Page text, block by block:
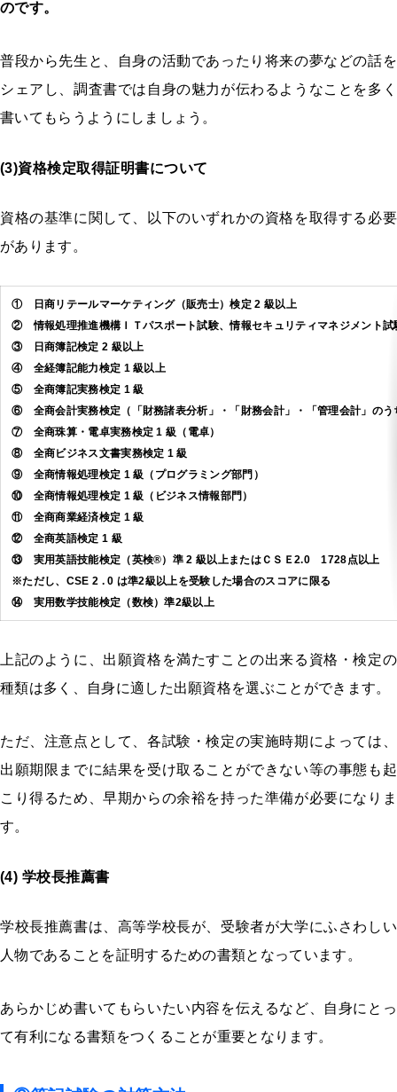
のです。
普段から先生と、自身の活動であったり将来の夢などの話を
シェアし、調査書では自身の魅力が伝わるようなことを多く
書いてもらうようにしましょう。
(3)資格検定取得証明書について
資格の基準に関して、以下のいずれかの資格を取得する必要
があります。
① 日商リテールマーケティング（販売士）検定 2 級以上
② 情報処理推進機構ＩＴパスポート試験、情報セキュリティマネジメント
③ 日商簿記検定 2 級以上
④ 全経簿記能力検定 1 級以上
⑤ 全商簿記実務検定 1 級
⑥ 全商会計実務検定（「財務諸表分析」・「財務会計」・「管理会計」の
⑦ 全商珠算・電卓実務検定 1 級（電卓）
⑧ 全商ビジネス文書実務検定 1 級
⑨ 全商情報処理検定 1 級（プログラミング部門）
⑩ 全商情報処理検定 1 級（ビジネス情報部門）
⑪ 全商商業経済検定 1 級
⑫ 全商英語検定 1 級
⑬ 実用英語技能検定（英検®）準 2 級以上またはＣＳＥ2.0 1728点以
※ただし、CSE 2 . 0 は準2級以上を受験した場合のスコアに限る
⑭ 実用数学技能検定（数検）準2級以上
上記のように、出願資格を満たすことの出来る資格・検定の
種類は多く、自身に適した出願資格を選ぶことができます。
ただ、注意点として、各試験・検定の実施時期によっては、
出願期限までに結果を受け取ることができない等の事態も起
こり得るため、早期からの余裕を持った準備が必要になりま
す。
(4) 学校長推薦書
学校長推薦書は、高等学校長が、受験者が大学にふさわしい
人物であることを証明するための書類となっています。
あらかじめ書いてもらいたい内容を伝えるなど、自身にとっ
て有利になる書類をつくることが重要となります。